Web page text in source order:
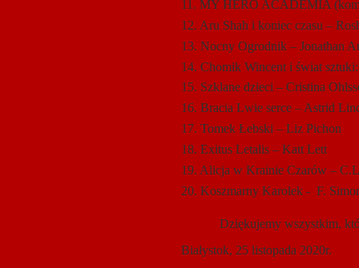
11. MY HERO ACADEMIA
12. Aru Shah i koniec czasu –
13. Nocny Ogrodnik – Jonathan
14. Chomik Wincent i świat
15. Szklane dzieci – Cristina
16. Bracia Lwie serce – Astrid
17. Tomek Łebski – Liz Pichon
18. Exitus Letalis – Katt Lett
19. Alicja w Krainie Czarów –
20. Koszmarny Karolek - F.
Dziękujemy wszystkim,
Białystok, 25 listopada 2020r.